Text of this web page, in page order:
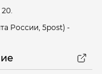
России, 5post) -